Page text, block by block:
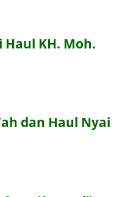
Haul KH. Moh.
dan Haul Nyai